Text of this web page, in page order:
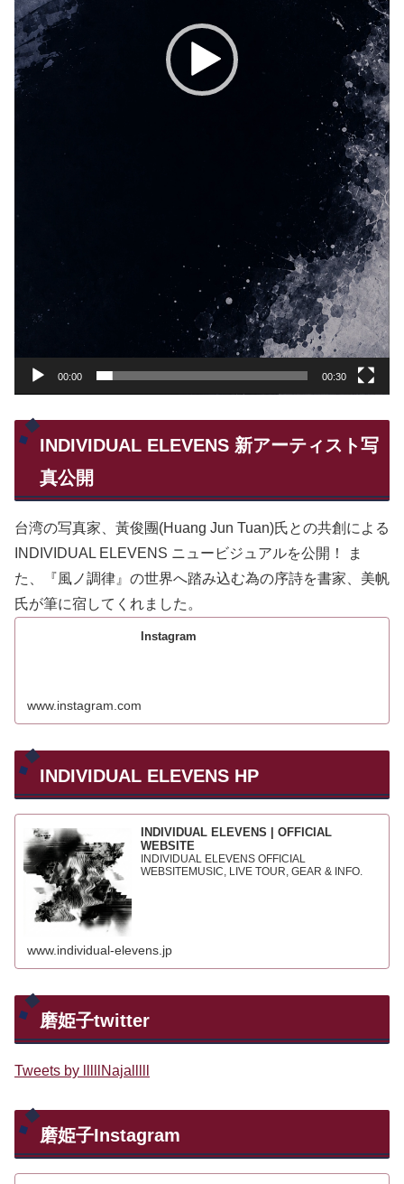
00:00 00:30
INDIVIDUAL ELEVENS 新アーティスト写
真公開
台湾の写真家、黃俊團(Huang Jun Tuan)氏との共創による
INDIVIDUAL ELEVENS ニュービジュアルを公開！ ま
た、『風ノ調律』の世界へ踏み込む為の序詩を書家、美帆
氏が筆に宿してくれました。
Instagram
www.instagram.com
INDIVIDUAL ELEVENS HP
INDIVIDUAL ELEVENS | OFFICIAL
WEBSITE
INDIVIDUAL ELEVENS OFFICIAL
WEBSITEMUSIC, LIVE TOUR, GEAR & INFO.
www.individual-elevens.jp
磨姫子twitter
Tweets by lllllNajalllll
磨姫子Instagram